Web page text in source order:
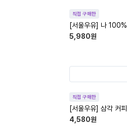
직접 구매한
[서울우유] 나
5,980원
직접 구매한
[서울우유] 삼각 커
4,580원